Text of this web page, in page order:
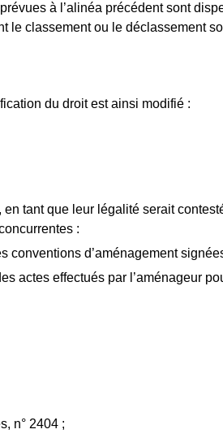
à l’alinéa précédent sont
classement ou le déclassement
du droit est ainsi modifié :
tant que leur légalité serait
:
conventions d’aménagement
actes effectués par l’aménageur
n° 2404 ;